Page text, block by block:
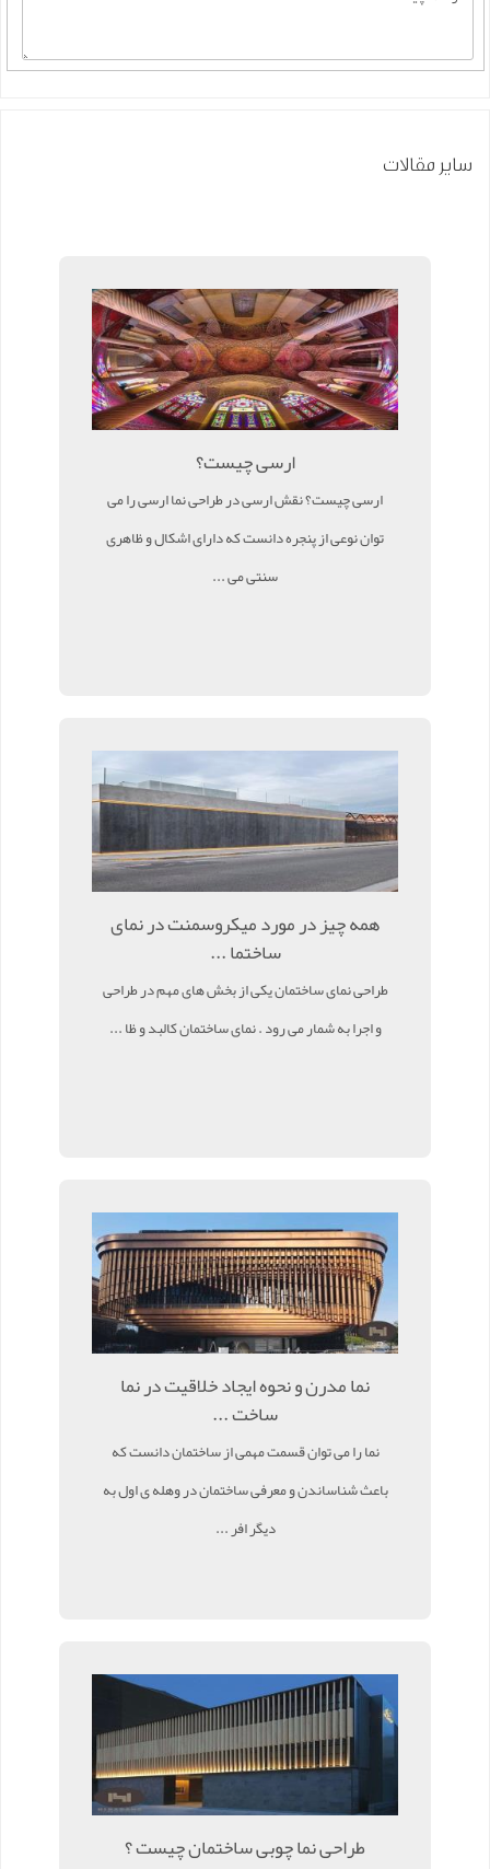
سایر مقالات
ارسی چیست؟
ارسی چیست؟ نقش ارسی در طراحی نما ارسی را می
توان نوعی از پنجره دانست که دارای اشکال و ظاهری
سنتی می ...
همه چیز در مورد میکروسمنت در نمای
ساختما ...
طراحی نمای ساختمان یکی از بخش‌ های مهم در طراحی
و اجرا به شمار می رود . نمای ساختمان کالبد و ظا ...
نما مدرن و نحوه ایجاد خلاقیت در نما
ساخت ...
نما را می توان قسمت مهمی از ساختمان دانست که
باعث شناساندن و معرفی ساختمان در وهله ی اول به
دیگر افر ...
طراحی نما چوبی ساختمان چیست ؟